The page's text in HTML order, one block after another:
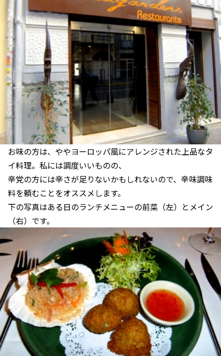
お味の方は、ややヨーロッパ風にアレンジされた上品なタ
イ料理。私には調度いいものの、
辛党の方には辛さが足りないかもしれないので、辛味調味
料を頼むことをオススメします。
下の写真はある日のランチメニューの前菜（左）とメイン
（右）です。